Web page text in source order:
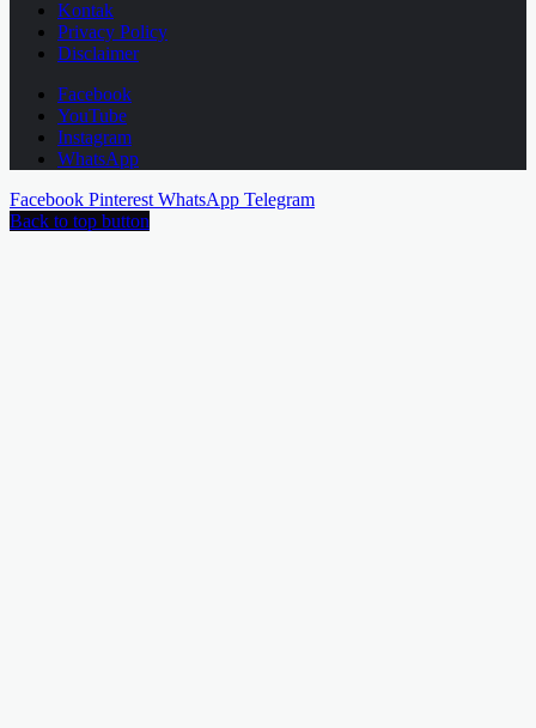
Kontak
Privacy Policy
Disclaimer
Facebook
YouTube
Instagram
WhatsApp
Facebook Pinterest WhatsApp Telegram
Back to top button